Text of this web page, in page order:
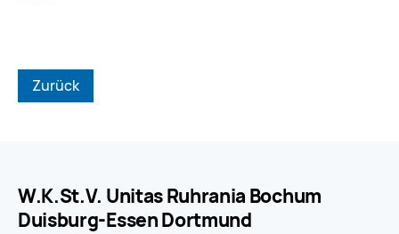
Zurück
W.K.St.V. Unitas Ruhrania Bochum
Duisburg-Essen Dortmund